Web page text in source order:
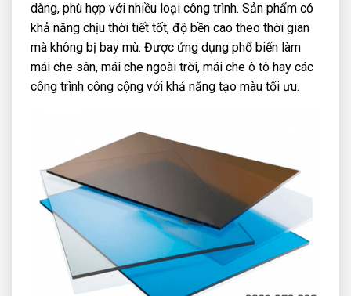
dàng, phù hợp với nhiều loại công trình. Sản phẩm có
khả năng chịu thời tiết tốt, độ bền cao theo thời gian
mà không bị bay mù. Được ứng dụng phổ biến làm
mái che sân, mái che ngoài trời, mái che ô tô hay các
công trình công cộng với khả năng tạo màu tối ưu.